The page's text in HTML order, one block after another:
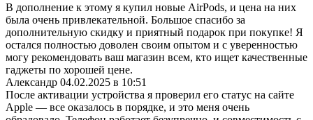
В дополнение к этому я купил новые AirPods, и цена на них
была очень привлекательной. Большое спасибо за
дополнительную скидку и приятный подарок при покупке! Я
остался полностью доволен своим опытом и с уверенностью
могу рекомендовать ваш магазин всем, кто ищет качественные
гаджеты по хорошей цене.
Александр 04.02.2025 в 10:51
После активации устройства я проверил его статус на сайте
Apple — все оказалось в порядке, и это меня очень